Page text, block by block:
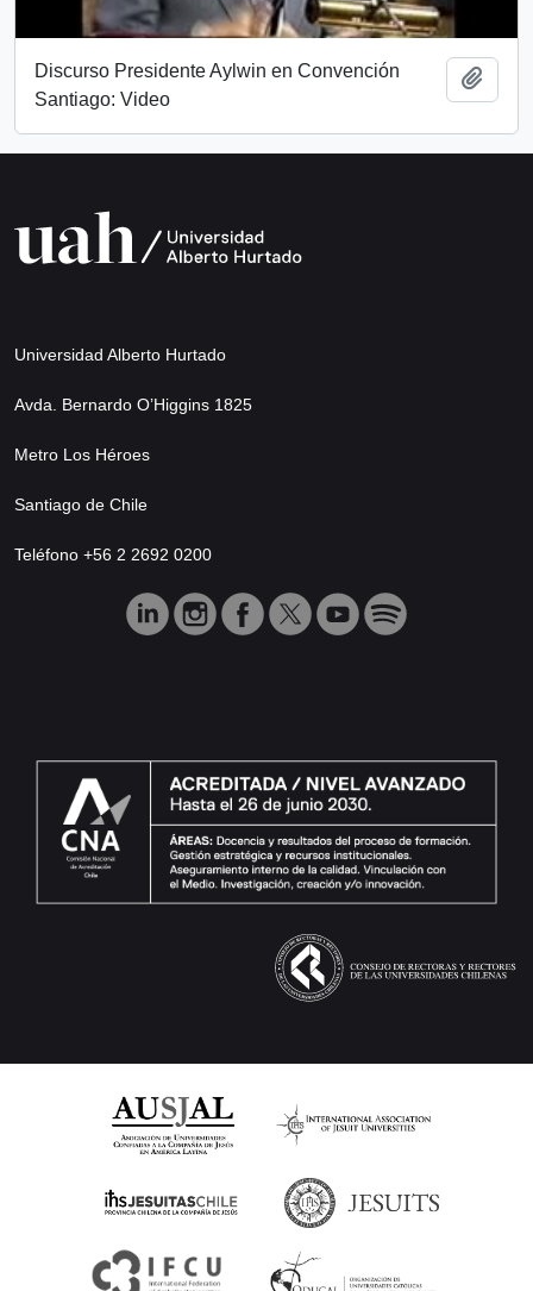
Discurso Presidente Aylwin en Convención
Santiago: Video
Universidad Alberto Hurtado
Avda. Bernardo O’Higgins 1825
Metro Los Héroes
Santiago de Chile
Teléfono +56 2 2692 0200